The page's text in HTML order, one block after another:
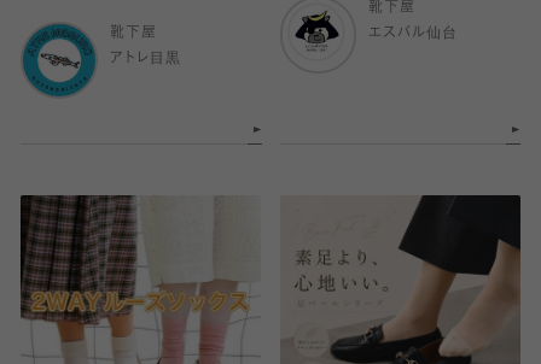
靴下屋
アトレ目黒
靴下屋
エスパル仙台